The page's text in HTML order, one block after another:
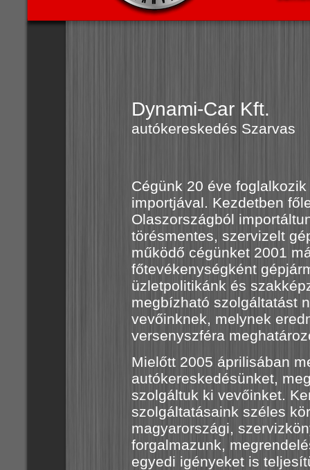
Dynami-Car Kft.
autókereskedés Szarvas
Cégünk 20 éve
importjával. Kezdetben
Olaszországból
törésmentes, szervizelt
működő cégünket 2001
főtevékenységként
üzletpolitikánk és
megbízható szolgáltatást
vevőinknek, melynek
versenyszféra
Mielőtt 2005 áprilisában
autókereskedésünket,
szolgáltuk ki vevőinket.
szolgáltatásaink széles
magyarországi,
forgalmazunk,
egyedi igényeket is